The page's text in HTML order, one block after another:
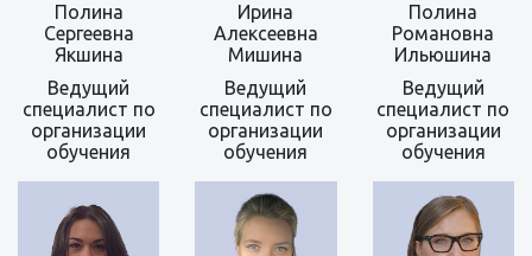
Полина
Сергеевна
Якшина
Ведущий
специалист по
организации
обучения
Ирина
Алексеевна
Мишина
Ведущий
специалист по
организации
обучения
Полина
Романовна
Ильюшина
Ведущий
специалист по
организации
обучения